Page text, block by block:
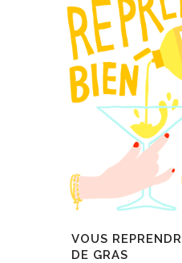
VOUS
DE GRAS